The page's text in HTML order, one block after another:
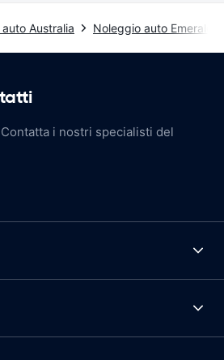
Australia Noleggio auto Emerald
i nostri specialisti del